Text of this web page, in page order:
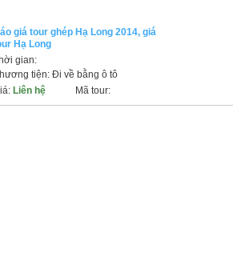
giá tour ghép Hạ Long 2014, giá
Hạ Long
gian:
tiện: Đi về bằng ô tô
Liên hệ Mã tour: